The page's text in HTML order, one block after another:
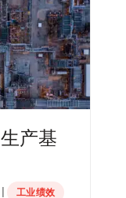
产基
工业绩效